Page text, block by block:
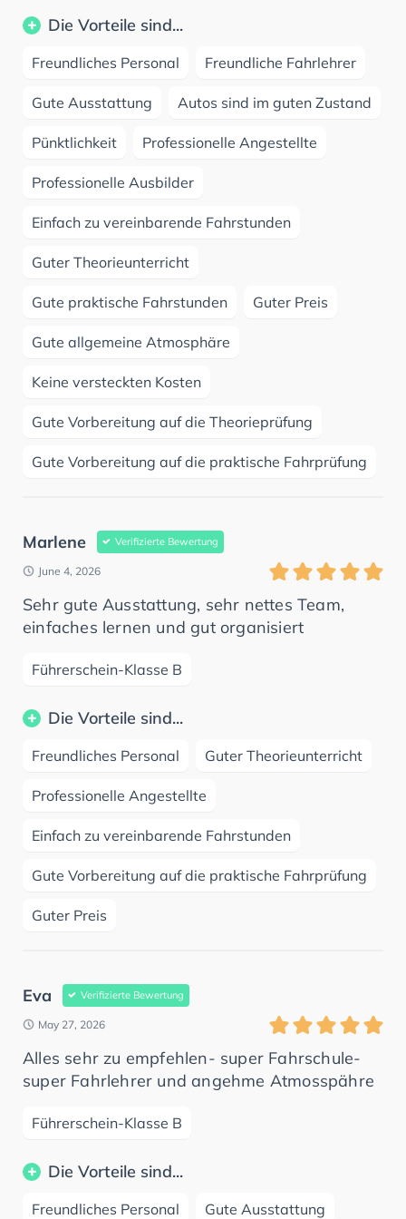
Die Vorteile sind...
Freundliches Personal Freundliche Fahrlehrer
Gute Ausstattung Autos sind im guten Zustand
Pünktlichkeit Professionelle Angestellte
Professionelle Ausbilder
Einfach zu vereinbarende Fahrstunden
Guter Theorieunterricht
Gute praktische Fahrstunden Guter Preis
Gute allgemeine Atmosphäre
Keine versteckten Kosten
Gute Vorbereitung auf die Theorieprüfung
Gute Vorbereitung auf die praktische Fahrprüfung
Marlene Verifizierte Bewertung
June 4, 2026
Sehr gute Ausstattung, sehr nettes Team,
einfaches lernen und gut organisiert
Führerschein-Klasse B
Die Vorteile sind...
Freundliches Personal Guter Theorieunterricht
Professionelle Angestellte
Einfach zu vereinbarende Fahrstunden
Gute Vorbereitung auf die praktische Fahrprüfung
Guter Preis
Eva Verifizierte Bewertung
May 27, 2026
Alles sehr zu empfehlen- super Fahrschule-
super Fahrlehrer und angehme Atmosspähre
Führerschein-Klasse B
Die Vorteile sind...
Freundliches Personal Gute Ausstattung